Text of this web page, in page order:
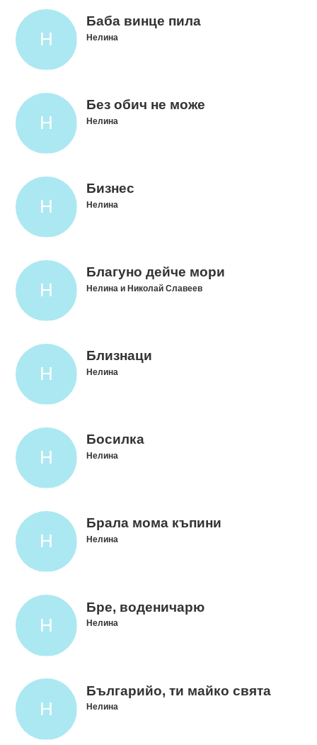
Баба винце пила
Нелина
Без обич не може
Нелина
Бизнес
Нелина
Благуно дейче мори
Нелина и Николай Славеев
Близнаци
Нелина
Босилка
Нелина
Брала мома къпини
Нелина
Бре, воденичарю
Нелина
Българийо, ти майко свята
Нелина